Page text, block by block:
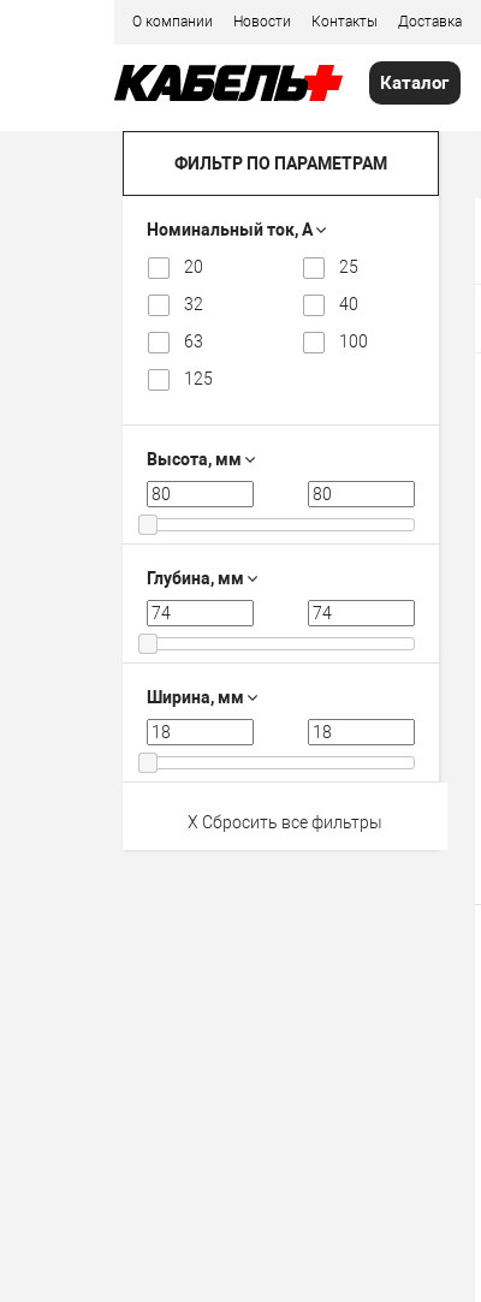
О компании Новости Контакты Доставка
Каталог
ФИЛЬТР ПО ПАРАМЕТРАМ
Номинальный ток, А
20
25
32
40
63
100
125
Высота, мм
Глубина, мм
Ширина, мм
X Сбросить все фильтры